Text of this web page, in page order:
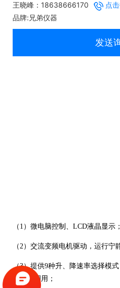
王晓峰：18638666170
点
品牌:兄弟仪器
发送
（1）微电脑控制、LCD液晶显示；
（2）交流变频电机驱动，运行宁
（3）提供9种升、降速率选择模
编程、调用；